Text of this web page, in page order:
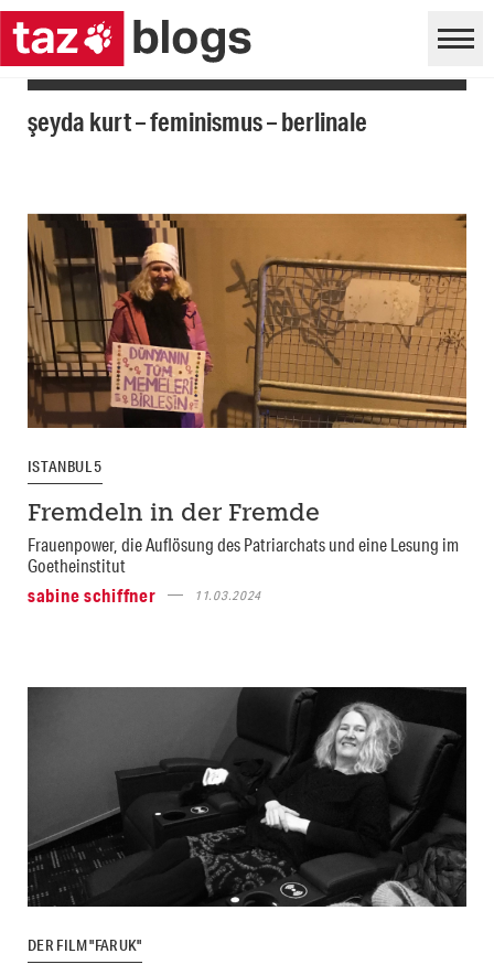
şeyda kurt – feminismus – berlinale
ISTANBUL 5
Fremdeln in der Fremde
Frauenpower, die Auflösung des Patriarchats und eine Lesung im
Goetheinstitut
sabine schiffner
11.03.2024
DER FILM "FARUK"